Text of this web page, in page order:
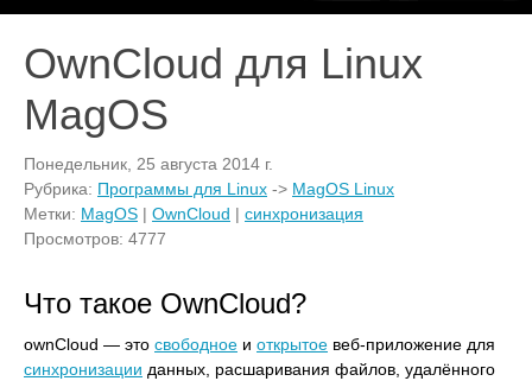
OwnCloud для Linux
MagOS
Понедельник, 25 августа 2014 г.
Рубрика: Программы для Linux -> MagOS Linux
Метки: MagOS | OwnCloud | синхронизация
Просмотров: 4777
Что такое OwnCloud?
ownCloud — это свободное и открытое веб-приложение для
синхронизации данных, расшаривания файлов, удалённого